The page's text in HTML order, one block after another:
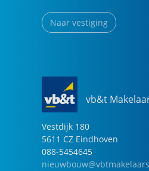
Naar vestiging
vb&t
Vestdijk 180
5611 CZ Eindhoven
088-5454645